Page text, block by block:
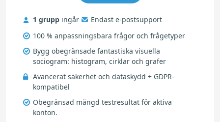
1 grupp ingår
Endast e-postsupport
100 % anpassningsbara frågor och frågetyper
Bygg obegränsade fantastiska visuella
sociogram: histogram, cirklar och grafer
Avancerat säkerhet och dataskydd + GDPR-
kompatibel
Obegränsad mängd testresultat för aktiva
konton.